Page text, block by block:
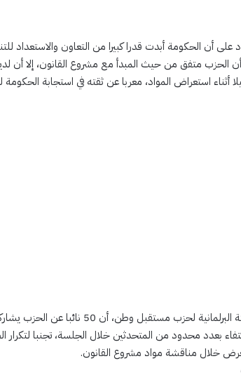
على أن الحكومة أبدت قدرا كبيرا من التعاون
أن الحزب متفق من حيث المبدأ مع مشروع القانون، إلا أن
أثناء استعراض المواد، معربا عن ثقته في استجابة الحكومة
وذكر رئيس الهيئة البرلمانية لحزب
بعدد محدود من المتحدثين خلال الجلسة، تجنبا
خلال مناقشة مواد مشروع القانون.